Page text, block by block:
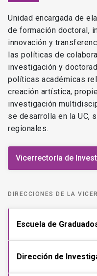
Unidad encargada de
de formación doctoral,
innovación y
las políticas de
investigación y
políticas académicas
creación artística,
investigación
se desarrolla en la UC,
regionales.
Vicerrectoría de
DIRECCIONES DE LA
Escuela de
Dirección de